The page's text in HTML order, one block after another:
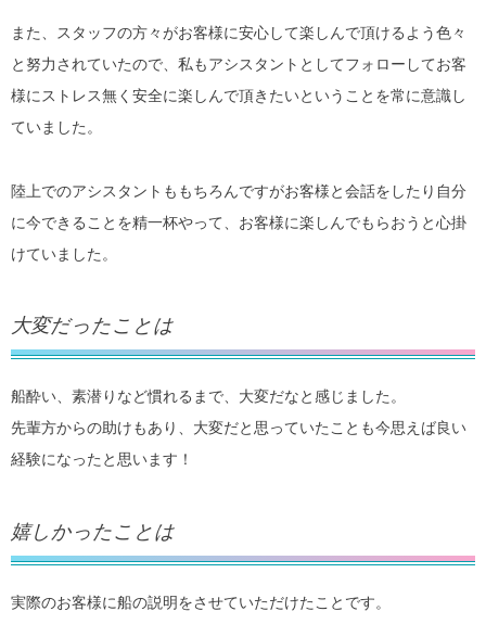
また、スタッフの方々がお客様に安心して楽しんで頂けるよう色々
と努力されていたので、私もアシスタントとしてフォローしてお客
様にストレス無く安全に楽しんで頂きたいということを常に意識し
ていました。
陸上でのアシスタントももちろんですがお客様と会話をしたり自分
に今できることを精一杯やって、お客様に楽しんでもらおうと心掛
けていました。
大変だったことは
船酔い、素潜りなど慣れるまで、大変だなと感じました。
先輩方からの助けもあり、大変だと思っていたことも今思えば良い
経験になったと思います！
嬉しかったことは
実際のお客様に船の説明をさせていただけたことです。